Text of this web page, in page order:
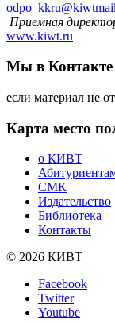
Приемная
www.kiwt.ru
Мы в Контакте
если материал не
Карта место
о КИВТ
СМК
Издательство
Библиотека
Контакты
© 2026 КИВТ
Facebook
Twitter
Youtube